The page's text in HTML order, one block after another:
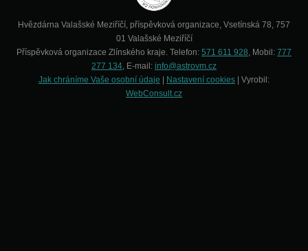
Hvězdárna Valašské Meziříčí, příspěvková organizace, Vsetínská 78, 757
01 Valašské Meziříčí
Příspěvková organizace Zlínského kraje. Telefon: 571 611 928, Mobil: 777
277 134, E-mail: info@astrovm.cz
Jak chráníme Vaše osobní údaje
Nastavení cookies | Vyrobil:
WebConsult.cz